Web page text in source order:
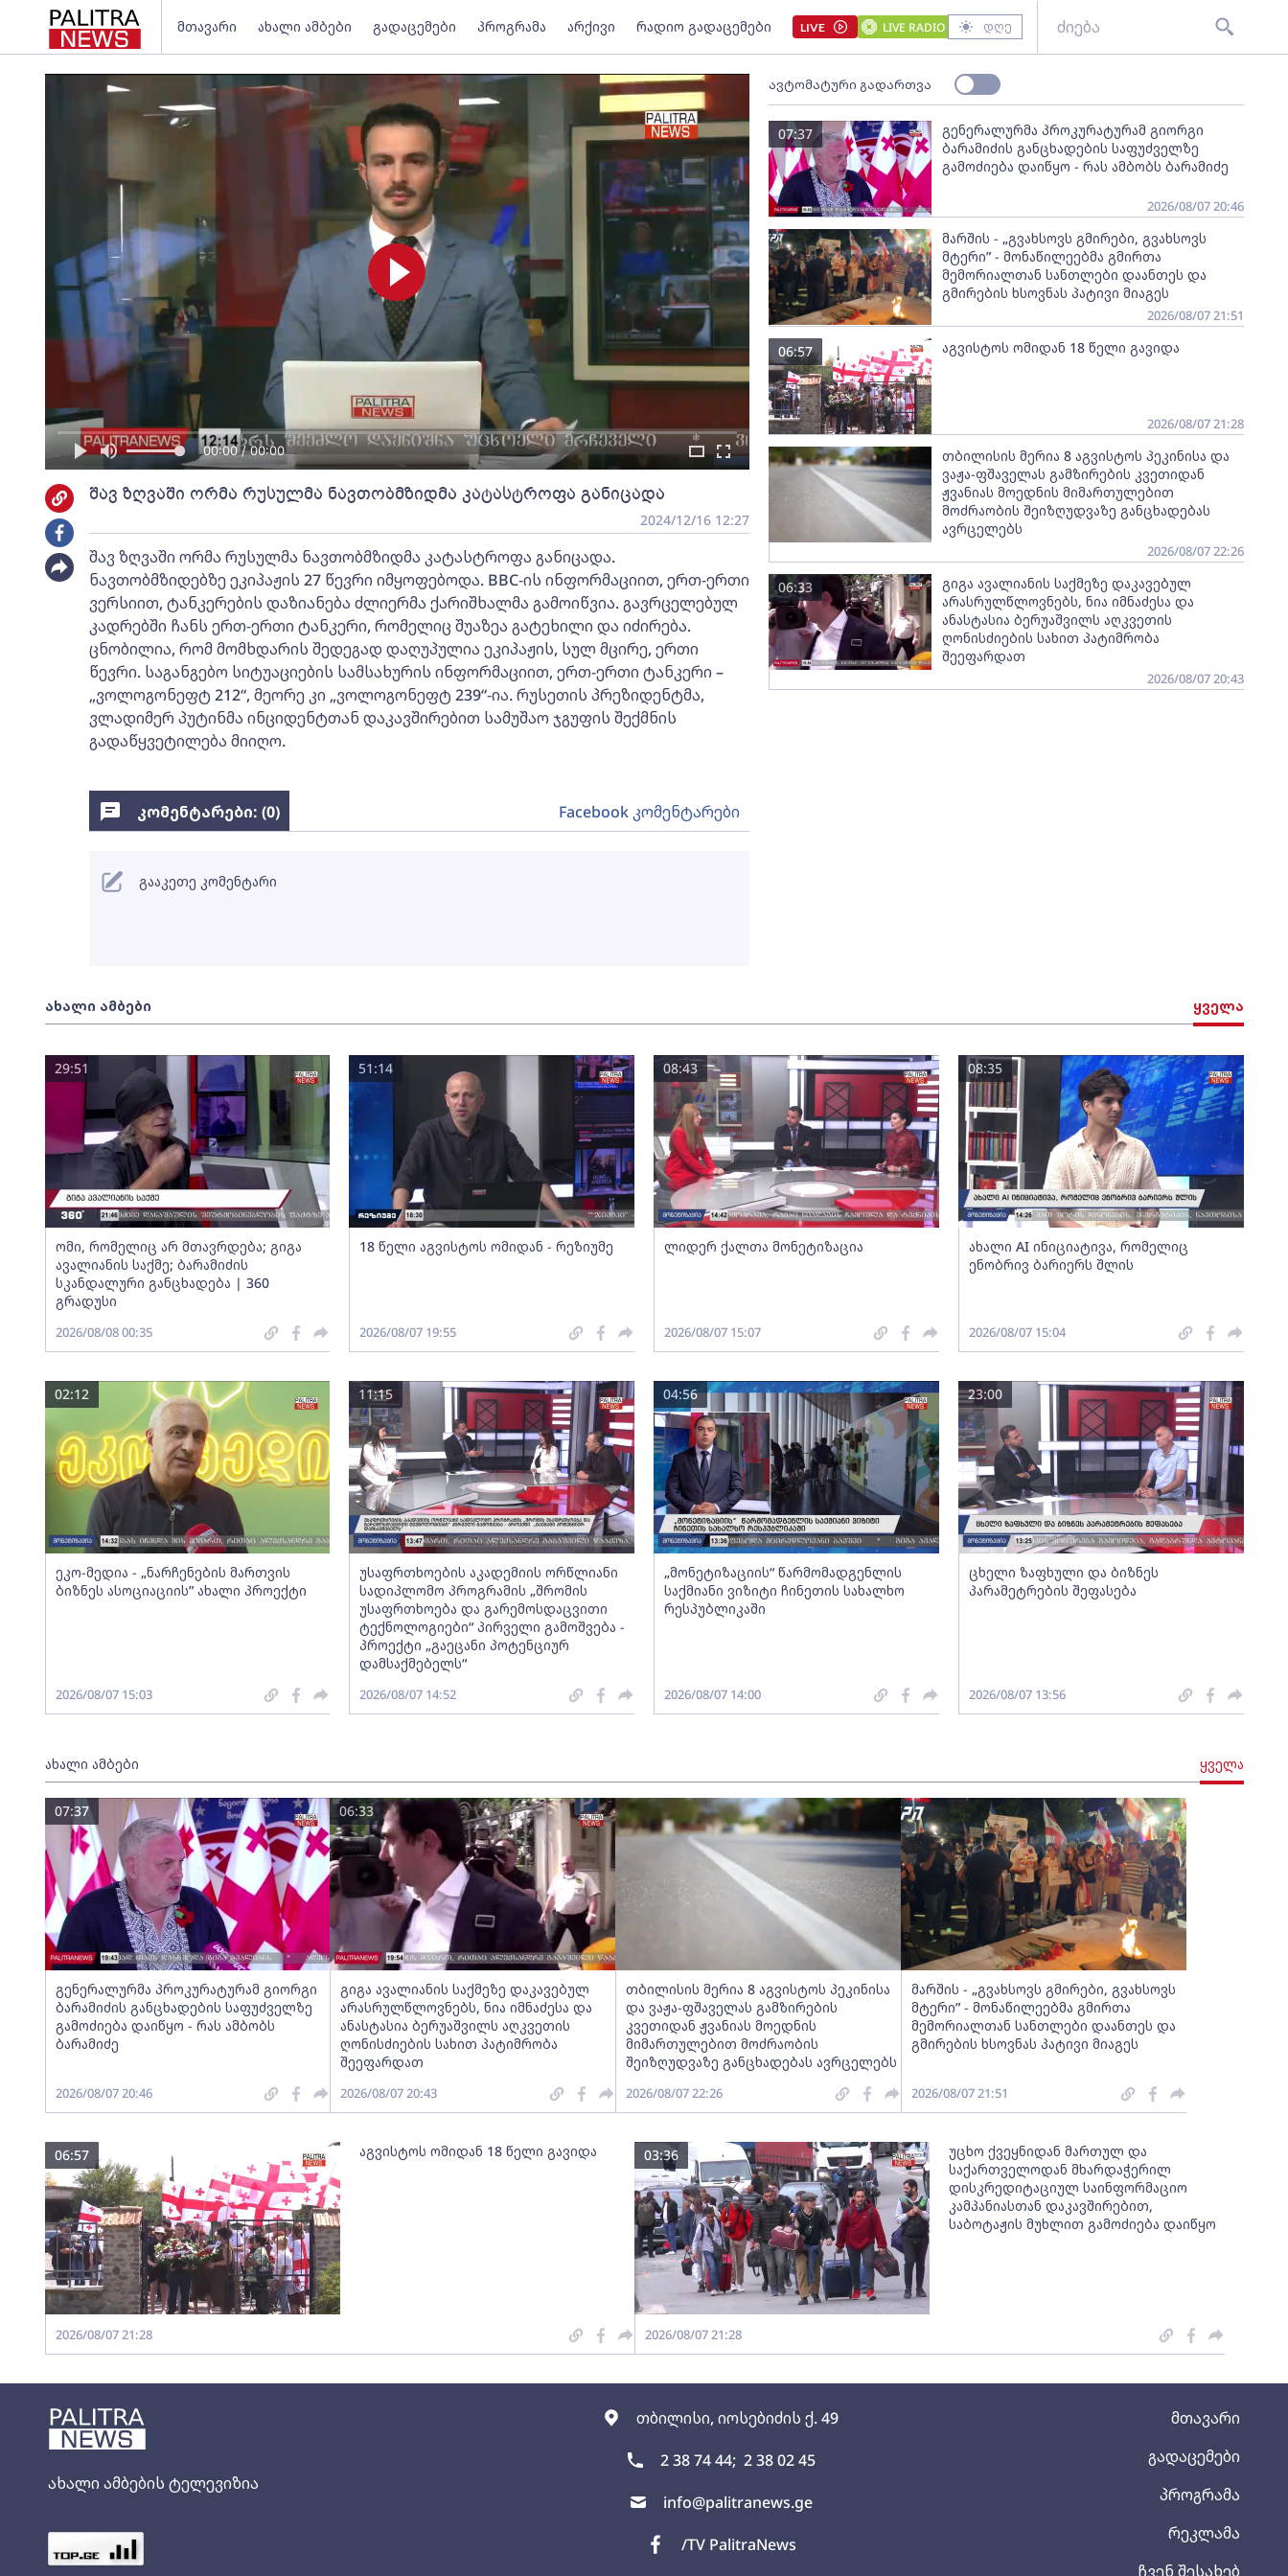
მთავარი ახალი ამბები გადაცემები პროგრამა არქივი რადიო გადაცემები LIVE LIVE RADIO დღე
ახალი ამბების ტელევიზია
თბილისი, იოსებიძის ქ. 49
2 38 74 44; 2 38 02 45
info@palitranews.ge
/TV PalitraNews
მთავარი
გადაცემები
პროგრამა
რეკლამა
ჩვენ შესახებ
00:00 / 00:00
შავ ზღვაში ორმა რუსულმა ნავთობმზიდმა კატასტროფა განიცადა
2024/12/16 12:27
შავ ზღვაში ორმა რუსულმა ნავთობმზიდმა კატასტროფა განიცადა.
ნავთობმზიდებზე ეკიპაჟის 27 წევრი იმყოფებოდა. BBC-ის ინფორმაციით, ერთ-ერთი
ვერსიით, ტანკერების დაზიანება ძლიერმა ქარიშხალმა გამოიწვია. გავრცელებულ
კადრებში ჩანს ერთ-ერთი ტანკერი, რომელიც შუაზეა გატეხილი და იძირება.
ცნობილია, რომ მომხდარის შედეგად დაღუპულია ეკიპაჟის, სულ მცირე, ერთი
წევრი. საგანგებო სიტუაციების სამსახურის ინფორმაციით, ერთ-ერთი ტანკერი –
„ვოლოგონეფტ 212“, მეორე კი „ვოლოგონეფტ 239“-ია. რუსეთის პრეზიდენტმა,
ვლადიმერ პუტინმა ინციდენტთან დაკავშირებით სამუშაო ჯგუფის შექმნის
გადაწყვეტილება მიიღო.
ავტომატური გადართვა
გენერალურმა პროკურატურამ გიორგი
ბარამიძის განცხადების საფუძველზე
გამოძიება დაიწყო - რას ამბობს ბარამიძე
07:37
2026/08/07 20:46
მარშის - „გვახსოვს გმირები, გვახსოვს
მტერი” - მონაწილეებმა გმირთა
მემორიალთან სანთლები დაანთეს და
გმირების ხსოვნას პატივი მიაგეს
2026/08/07 21:51
აგვისტოს ომიდან 18 წელი გავიდა
06:57
2026/08/07 21:28
თბილისის მერია 8 აგვისტოს პეკინისა და
ვაჟა-ფშაველას გამზირების კვეთიდან
ჟვანიას მოედნის მიმართულებით
მოძრაობის შეიზღუდვაზე განცხადებას
ავრცელებს
2026/08/07 22:26
გიგა ავალიანის საქმეზე დაკავებულ
არასრულწლოვნებს, ნია იმნაძესა და
ანასტასია ბერუაშვილს აღკვეთის
ღონისძიების სახით პატიმრობა
შეეფარდათ
06:33
2026/08/07 20:43
ახალი ამბები ყველა
ომი, რომელიც არ მთავრდება; გიგა
ავალიანის საქმე; ბარამიძის
სკანდალური განცხადება | 360
გრადუსი
29:51
2026/08/08 00:35
18 წელი აგვისტოს ომიდან - რეზიუმე
51:14
2026/08/07 19:55
ლიდერ ქალთა მონეტიზაცია
08:43
2026/08/07 15:07
ახალი AI ინიციატივა, რომელიც
ენობრივ ბარიერს შლის
08:35
2026/08/07 15:04
ეკო-მედია - „ნარჩენების მართვის
ბიზნეს ასოციაციის” ახალი პროექტი
02:12
2026/08/07 15:03
უსაფრთხოების აკადემიის ორწლიანი
სადიპლომო პროგრამის „შრომის
უსაფრთხოება და გარემოსდაცვითი
ტექნოლოგიები“ პირველი გამოშვება -
პროექტი „გაეცანი პოტენციურ
დამსაქმებელს“
11:15
2026/08/07 14:52
„მონეტიზაციის“ წარმომადგენლის
საქმიანი ვიზიტი ჩინეთის სახალხო
რესპუბლიკაში
04:56
2026/08/07 14:00
ცხელი ზაფხული და ბიზნეს
პარამეტრების შეფასება
23:00
2026/08/07 13:56
ახალი ამბები ყველა
გენერალურმა პროკურატურამ გიორგი
ბარამიძის განცხადების საფუძველზე
გამოძიება დაიწყო - რას ამბობს
ბარამიძე
07:37
2026/08/07 20:46
გიგა ავალიანის საქმეზე დაკავებულ
არასრულწლოვნებს, ნია იმნაძესა და
ანასტასია ბერუაშვილს აღკვეთის
ღონისძიების სახით პატიმრობა
შეეფარდათ
06:33
2026/08/07 20:43
თბილისის მერია 8 აგვისტოს პეკინისა
და ვაჟა-ფშაველას გამზირების
კვეთიდან ჟვანიას მოედნის
მიმართულებით მოძრაობის
შეიზღუდვაზე განცხადებას ავრცელებს
2026/08/07 22:26
მარშის - „გვახსოვს გმირები, გვახსოვს
მტერი” - მონაწილეებმა გმირთა
მემორიალთან სანთლები დაანთეს და
გმირების ხსოვნას პატივი მიაგეს
2026/08/07 21:51
აგვისტოს ომიდან 18 წელი გავიდა
06:57
2026/08/07 21:28
უცხო ქვეყნიდან მართულ და
საქართველოდან მხარდაჭერილ
დისკრედიტაციულ საინფორმაციო
კამპანიასთან დაკავშირებით,
საბოტაჟის მუხლით გამოძიება დაიწყო
03:36
2026/08/07 21:28
კომენტარები: (0) Facebook კომენტარები
გააკეთე კომენტარი